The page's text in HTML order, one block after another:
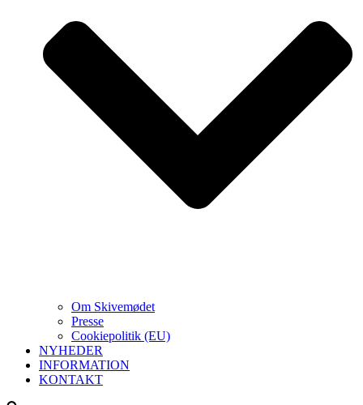
Om Skivemødet
Presse
Cookiepolitik (EU)
NYHEDER
INFORMATION
KONTAKT